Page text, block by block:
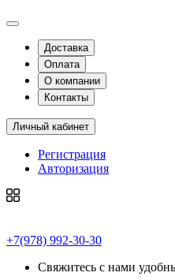
Доставка
Оплата
О компании
Контакты
Личный кабинет
Регистрация
Авторизация
+7(978) 992-30-30
Свяжитесь с нами